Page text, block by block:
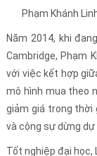
​​​​​​Phạm Khánh
Năm 2014, khi
Cambridge, Phạm
với việc kết hợp
mô hình mua theo
giảm giá trong thời
và cộng sự dừng dự
Tốt nghiệp đại học,